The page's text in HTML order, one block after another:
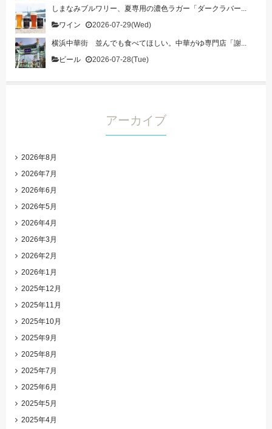
しまなみブルワリー、夏専用の濃色ラガー「ダークラバー...
ワイン
2026-07-29(Wed)
横浜中華街 並んでも食べてほしい。中華がゆ専門店「謝...
ビール
2026-07-28(Tue)
アーカイブ
2026年8月
2026年7月
2026年6月
2026年5月
2026年4月
2026年3月
2026年2月
2026年1月
2025年12月
2025年11月
2025年10月
2025年9月
2025年8月
2025年7月
2025年6月
2025年5月
2025年4月